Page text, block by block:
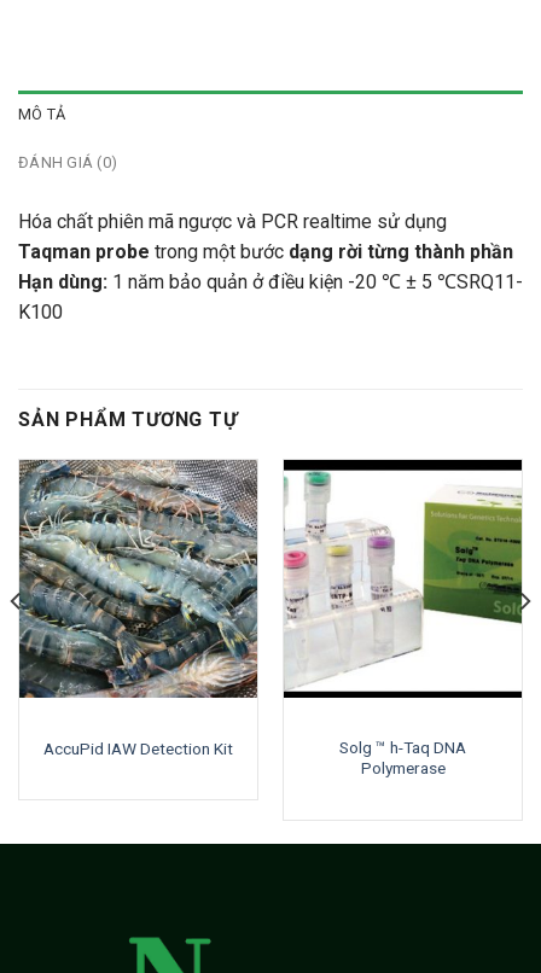
MÔ TẢ
ĐÁNH GIÁ (0)
Hóa chất phiên mã ngược và PCR realtime sử dụng
Taqman probe trong một bước dạng rời từng thành phần
Hạn dùng: 1 năm bảo quản ở điều kiện -20 ℃ ± 5 ℃SRQ11-
K100
SẢN PHẨM TƯƠNG TỰ
AccuPid IAW Detection Kit
Solg ™ h-Taq DNA
Polymerase